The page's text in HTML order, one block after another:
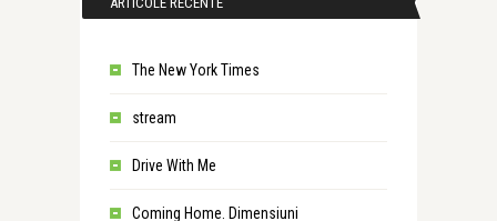
The New York Times
stream
Drive With Me
Coming Home. Dimensiuni